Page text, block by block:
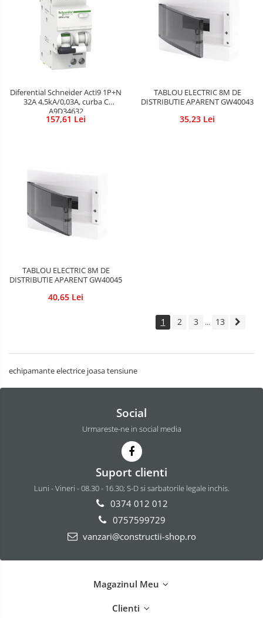
Diferential Schneider Acti9 1P+N
32A 4,5kA/0,03A, curba C
A9D34632
157,61 Lei
TABLOU ELECTRIC 8M DE
DISTRIBUTIE APARENT GW40043
35,23 Lei
TABLOU ELECTRIC 8M DE
DISTRIBUTIE APARENT GW40045
40,65 Lei
1 2 3 ... 13
echipamante electrice joasa tensiune
Social
Urmareste-ne in social media
Suport clienti
Luni - Vineri - 08.30 - 16.30; S-D si sarbatorile legale inchis.
0374 012 012
0757599729
vanzari@constructii-shop.ro
Magazinul Meu
Clienti